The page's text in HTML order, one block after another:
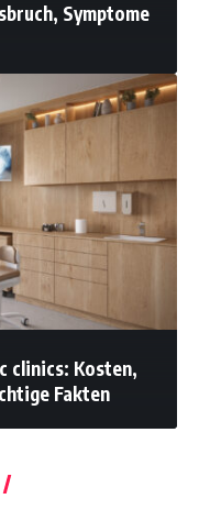
Symptome
clinics: Kosten,
Fakten